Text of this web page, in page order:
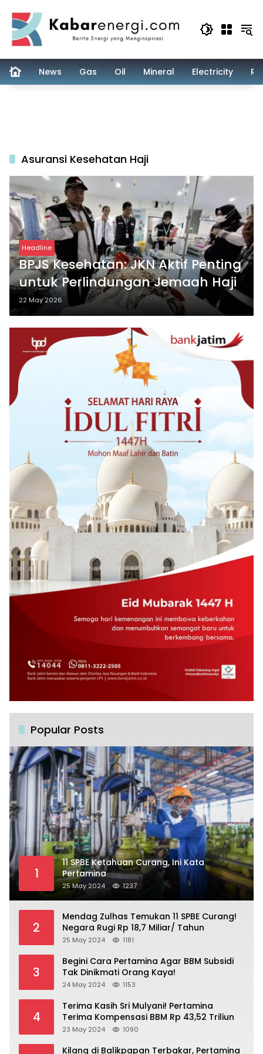
content
News Gas Oil Mineral Electricity
Asuransi Kesehatan Haji
Headline
BPJS Kesehatan: JKN Aktif Penting
untuk Perlindungan Jemaah Haji
22 May 2026
Popular Posts
1
11 SPBE Ketahuan Curang, Ini Kata
Pertamina
25 May 2024 1237
2
Mendag Zulhas Temukan 11 SPBE Curang!
Negara Rugi Rp 18,7 Miliar/ Tahun
25 May 2024 1181
3
Begini Cara Pertamina Agar BBM Subsidi
Tak Dinikmati Orang Kaya!
24 May 2024 1153
4
Terima Kasih Sri Mulyani! Pertamina
Terima Kompensasi BBM Rp 43,52 Triliun
23 May 2024 1090
Kilang di Balikpapan Terbakar, Pertamina